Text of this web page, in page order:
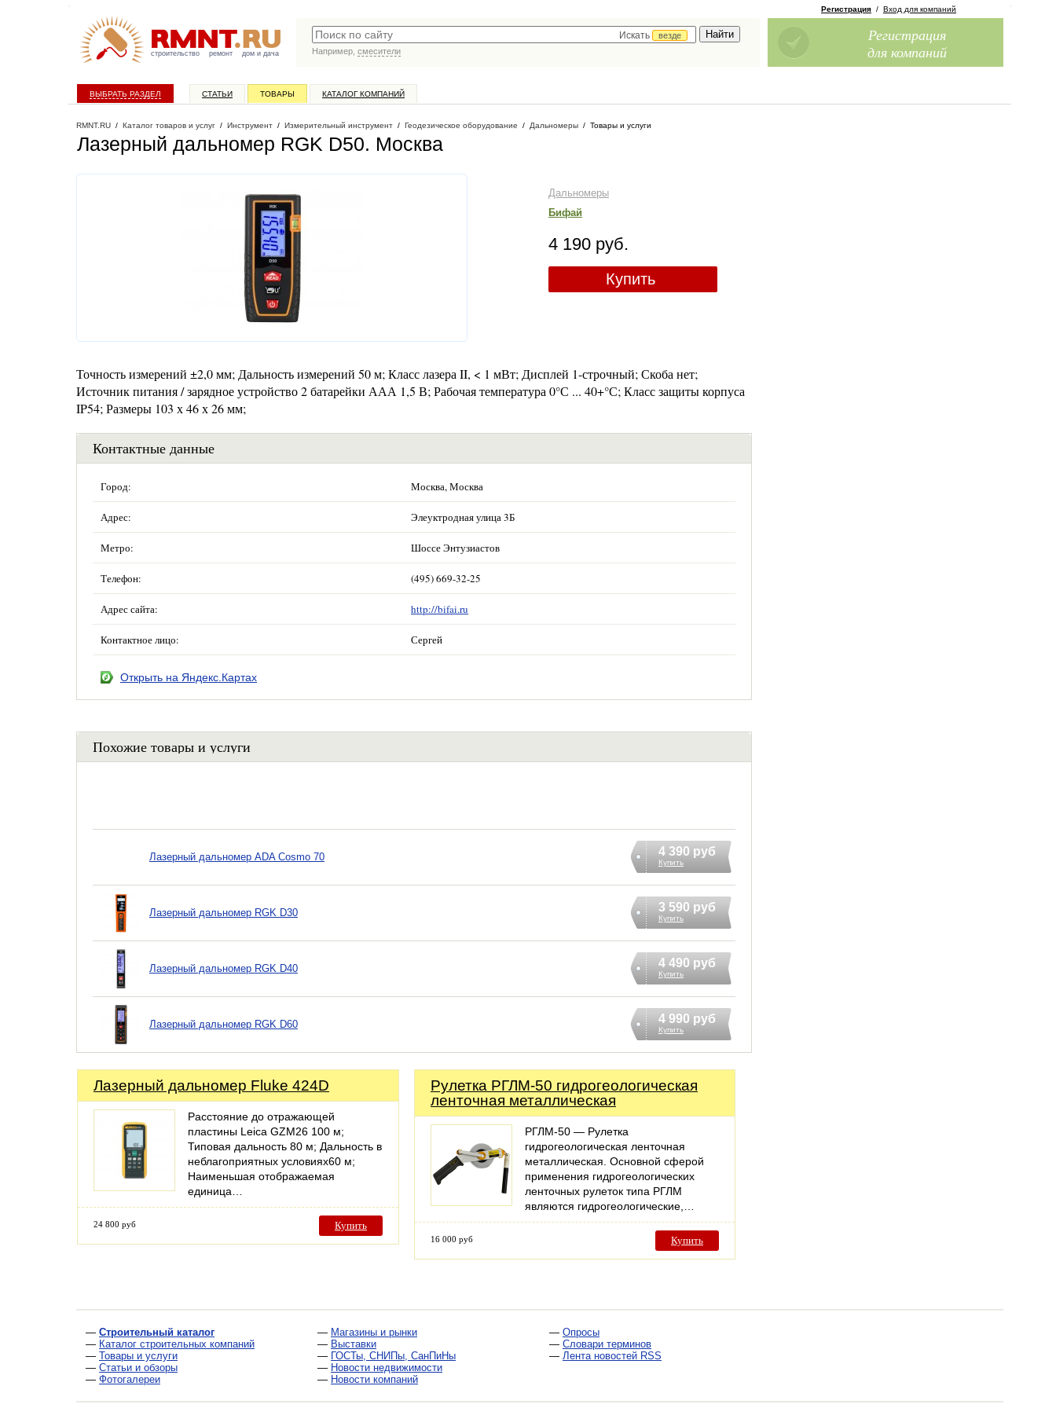
строительство ремонт дом и дача
Искать
везде
Например, смесители
Регистрация / Вход для компаний
Регистрация
для компаний
ВЫБРАТЬ РАЗДЕЛ СТАТЬИ ТОВАРЫ КАТАЛОГ КОМПАНИЙ
RMNT.RU / Каталог товаров и услуг / Инструмент / Измерительный инструмент / Геодезическое оборудование / Дальномеры / Товары и услуги
Лазерный дальномер RGK D50. Москва
Дальномеры
Бифай
4 190 руб.
Купить
Точность измерений ±2,0 мм; Дальность измерений 50 м; Класс лазера II, < 1 мВт; Дисплей 1-строчный; Скоба нет;
Источник питания / зарядное устройство 2 батарейки ААА 1,5 В; Рабочая температура 0°С ... 40+°С; Класс защиты корпуса
IP54; Размеры 103 х 46 х 26 мм;
Контактные данные
Город: Москва, Москва
Адрес: Элеуктродная улица 3Б
Метро: Шоссе Энтузиастов
Телефон: (495) 669-32-25
Адрес сайта: http://bifai.ru
Контактное лицо: Сергей
Открыть на Яндекс.Картах
Похожие товары и услуги
Лазерный дальномер ADA Cosmo 70 4 390 руб
Купить
Лазерный дальномер RGK D30 3 590 руб
Купить
Лазерный дальномер RGK D40 4 490 руб
Купить
Лазерный дальномер RGK D60 4 990 руб
Купить
Лазерный дальномер Fluke 424D
Расстояние до отражающей
пластины Leica GZM26 100 м;
Типовая дальность 80 м; Дальность в
неблагоприятных условиях60 м;
Наименьшая отображаемая
единица…
24 800 руб Купить
Рулетка РГЛМ-50 гидрогеологическая
ленточная металлическая
РГЛМ-50 — Рулетка
гидрогеологическая ленточная
металлическая. Основной сферой
применения гидрогеологических
ленточных рулеток типа РГЛМ
являются гидрогеологические,…
16 000 руб Купить
— Строительный каталог
— Каталог строительных компаний
— Товары и услуги
— Статьи и обзоры
— Фотогалереи
— Магазины и рынки
— Выставки
— ГОСТы, СНИПы, СанПиНы
— Новости недвижимости
— Новости компаний
— Опросы
— Словари терминов
— Лента новостей RSS